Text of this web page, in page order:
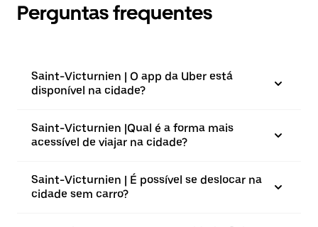
Perguntas frequentes
Saint-Victurnien | O app da Uber está
disponível na cidade?
Saint-Victurnien |⁠Qual é a forma mais
acessível de viajar na cidade?
Saint-Victurnien | É possível se deslocar na
cidade sem carro?